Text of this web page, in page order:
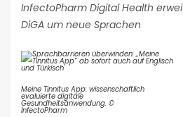
InfectoPharm Digital Health
DiGA um neue Sprachen
Meine Tinnitus App: wissenschaftlich
evaluierte digitale
Gesundheitsanwendung. ©
InfectoPharm